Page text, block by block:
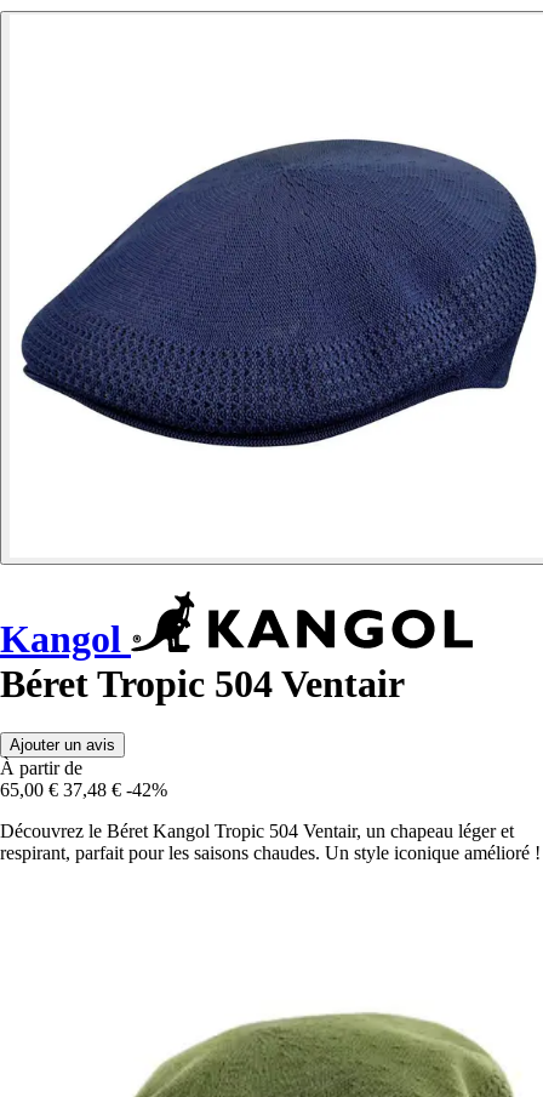
Kangol
Béret Tropic 504 Ventair
Ajouter un avis
À partir de
65,00 € 37,48 € -42%
Découvrez le Béret Kangol Tropic 504 Ventair, un chapeau léger et
respirant, parfait pour les saisons chaudes. Un style iconique amélioré !